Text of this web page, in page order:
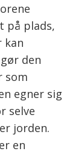
på plads,
kan
den
som
egner sig
selve
jorden.
en